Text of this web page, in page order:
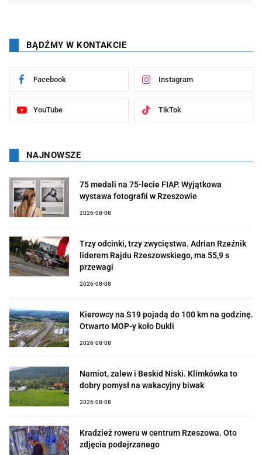
BĄDŹMY W KONTAKCIE
Facebook Instagram
YouTube TikTok
NAJNOWSZE
75 medali na 75-lecie FIAP. Wyjątkowa
wystawa fotografii w Rzeszowie
2026-08-08
Trzy odcinki, trzy zwycięstwa. Adrian Rzeźnik
liderem Rajdu Rzeszowskiego, ma 55,9 s
przewagi
2026-08-08
Kierowcy na S19 pojadą do 100 km na godzinę.
Otwarto MOP-y koło Dukli
2026-08-08
Namiot, zalew i Beskid Niski. Klimkówka to
dobry pomysł na wakacyjny biwak
2026-08-08
Kradzież roweru w centrum Rzeszowa. Oto
zdjęcia podejrzanego